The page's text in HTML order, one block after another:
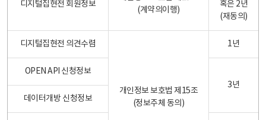
디지털집현전 회원정보
(계약의이행)
혹은 2년
(재동의)
디지털집현전 의견수렴
개인정보 보호법 제15조
(정보주체 동의)
1년
OPEN API 신청정보
3년
데이터개방 신청정보